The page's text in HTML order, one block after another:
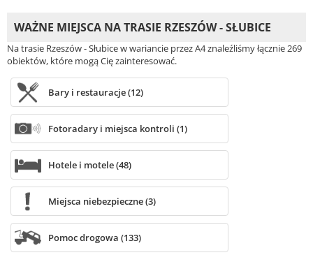
WAŻNE MIEJSCA NA TRASIE RZESZÓW - SŁUBICE
Na trasie Rzeszów - Słubice w wariancie przez A4 znaleźliśmy łącznie 269
obiektów, które mogą Cię zainteresować.
Bary i restauracje (12)
Fotoradary i miejsca kontroli (1)
Hotele i motele (48)
Miejsca niebezpieczne (3)
Pomoc drogowa (133)